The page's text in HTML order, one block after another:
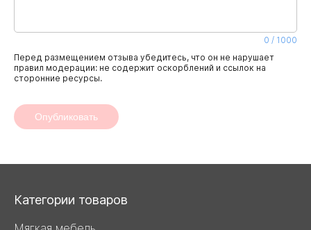
0 / 1000
Перед размещением отзыва убедитесь, что он не нарушает
правил модерации: не содержит оскорблений и ссылок на
сторонние ресурсы.
Опубликовать
Навигация
Категории товаров